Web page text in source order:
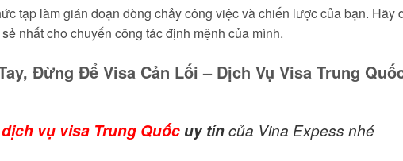
tạp làm gián đoạn dòng chảy công việc và chiến lược của bạn.
nhất cho chuyến công tác định mệnh của mình.
Đừng Để Visa Cản Lối – Dịch Vụ Visa Trung
dịch vụ visa Trung Quốc uy tíncủa Vina Expess nhé